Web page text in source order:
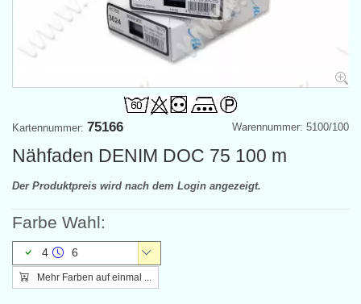
Warennummer: 5100/100
Kartennummer: 75166
Nähfaden DENIM DOC 75 100 m
Der Produktpreis wird nach dem Login angezeigt.
Farbe Wahl:
4 6
Mehr Farben auf einmal ...